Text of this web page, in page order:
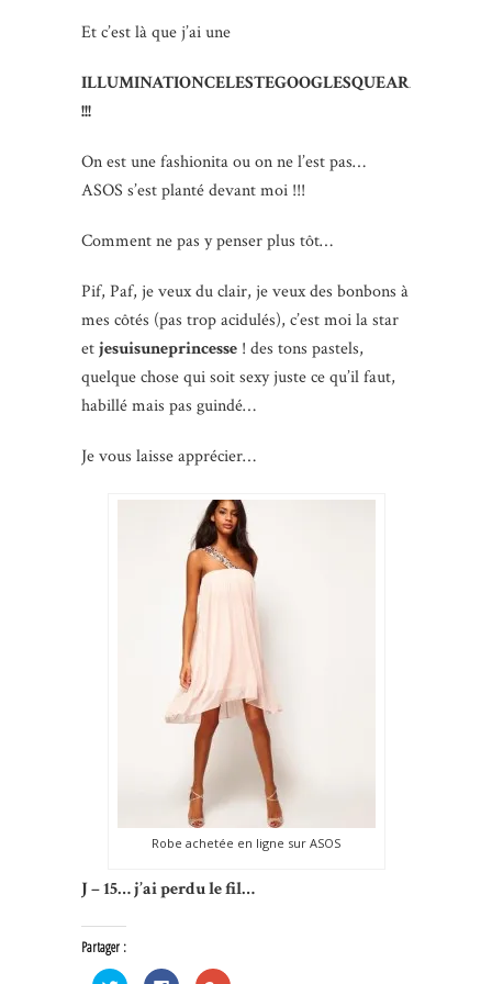
Et c’est là que j’ai une
!!!
On est une fashionita ou on ne l’est pas…
ASOS s’est planté devant moi !!!
Comment ne pas y penser plus tôt…
Pif, Paf, je veux du clair, je veux des bonbons à
mes côtés (pas trop acidulés), c’est moi la star
etjesuisuneprincesse ! des tons pastels,
quelque chose qui soit sexy juste ce qu’il faut,
habillé mais pas guindé…
Je vous laisse apprécier…
Robe achetée en ligne sur ASOS
J – 15… j’ai perdu le fil…
Partager :